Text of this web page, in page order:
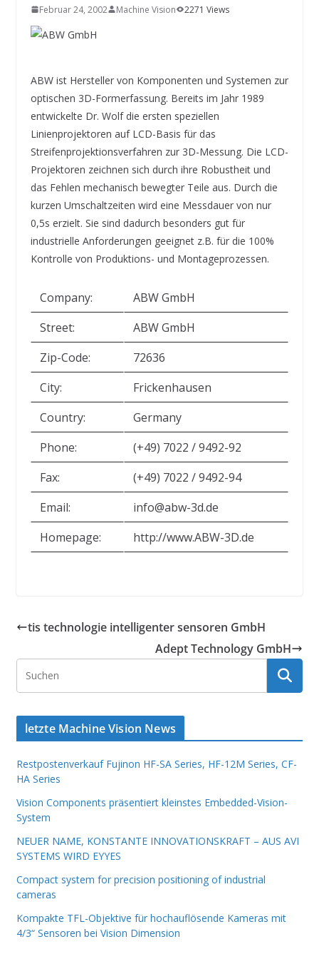
SYSTEMS WIRD EYYES
Compact system for precision
Februar 24, 2002 Machine Vision 2271 Views
ABW ist Hersteller von Komponenten und Systemen zur
optischen 3D-Formerfassung. Bereits im Jahr 1989
entwickelte Dr. Wolf die ersten speziellen
Linienprojektoren auf LCD-Basis für das
Streifenprojektionsverfahren zur 3D-Messung. Die LCD-
Projektoren zeichnen sich durch ihre Robustheit und
das Fehlen mechanisch bewegter Teile aus. Durch die
kurzen Umschaltzeiten wird eine Messdauer von nur
0,5s erzielt. Sie sind dadurch besonders gut für
industrielle Anforderungen geeignet z.B. für die 100%
Kontrolle von Produktions- und Montageprozessen.
Company:
ABW GmbH
Street:
ABW GmbH
Zip-Code:
72636
City:
Frickenhausen
Country:
Germany
Phone:
(+49) 7022 / 9492-92
Fax:
(+49) 7022 / 9492-94
Email:
info@abw-3d.de
Homepage:
http://www.ABW-3D.de
tis technologie intelligenter sensoren GmbH
Adept Technology GmbH
letzte Machine Vision News
Restpostenverkauf Fujinon HF-SA Series, HF-12M Series, CF-
HA Series
Vision Components präsentiert kleinstes Embedded-Vision-
System
NEUER NAME, KONSTANTE INNOVATIONSKRAFT – AUS AVI
SYSTEMS WIRD EYYES
Compact system for precision positioning of industrial
cameras
Kompakte TFL-Objektive für hochauflösende Kameras mit
4/3“ Sensoren bei Vision Dimension